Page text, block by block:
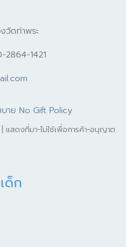
วัดท่าพระ
2864-1421
บาย No Gift Policy
สดงที่มา-ไม่ใช้เพื่อการค้า-อนุญาต
ด็ก